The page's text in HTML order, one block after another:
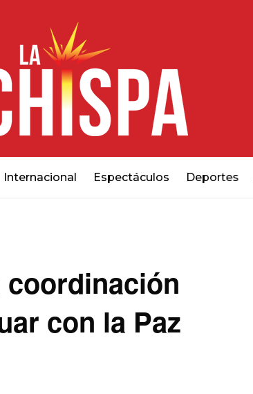
Internacional Espectáculos Deportes
coordinación
con la Paz